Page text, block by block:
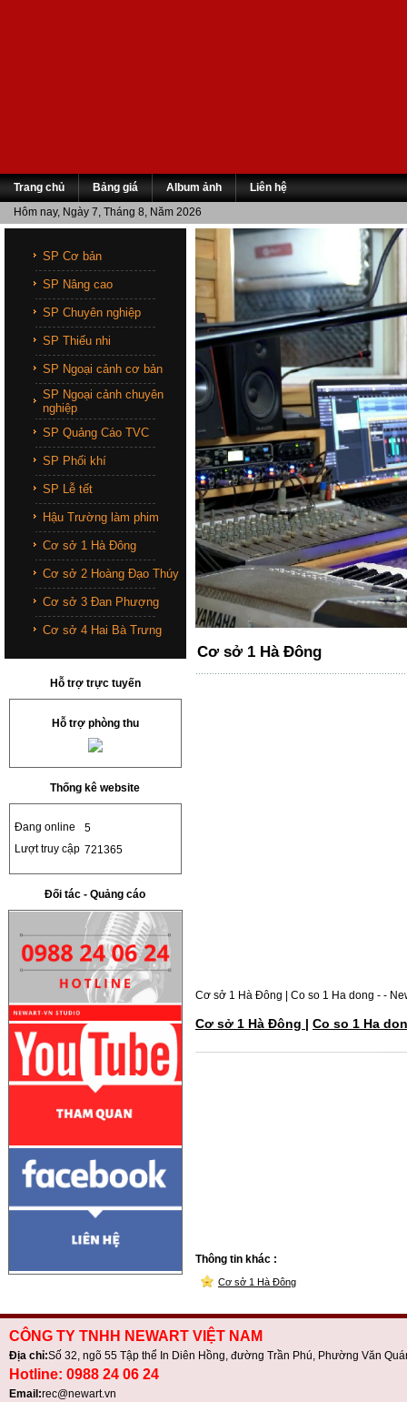
Trang chủ Bảng giá Album ảnh
Liên hệ
Hôm nay, Ngày 7, Tháng 8, Năm 2026
SP Cơ bản
SP Nâng cao
SP Chuyên nghiệp
SP Thiếu nhi
SP Ngoại cảnh cơ bản
SP Ngoại cảnh chuyên
nghiệp
SP Quảng Cáo TVC
SP Phối khí
SP Lễ tết
Hậu Trường làm phim
Cơ sở 1 Hà Đông
Cơ sở 2 Hoàng Đạo Thúy
Cơ sở 3 Đan Phượng
Cơ sở 4 Hai Bà Trưng
Hỗ trợ trực tuyến
Hỗ trợ phòng thu
Thống kê website
Đang online
5
Lượt truy cập 721365
Đối tác - Quảng cáo
Cơ sở 1 Hà Đông
Cơ sở 1 Hà Đông | Co so 1 Ha dong - -
Cơ sở 1 Hà Đông | Co so 1 Ha
Thông tin khác :
Cơ sở 1 Hà Đông
CÔNG TY TNHH NEWART VIỆT NAM
Địa chỉ:Số 32, ngõ 55 Tập thể In Diên Hồng, đường Trần Phú, Phường Văn
Hotline: 0988 24 06 24
Email:rec@newart.vn